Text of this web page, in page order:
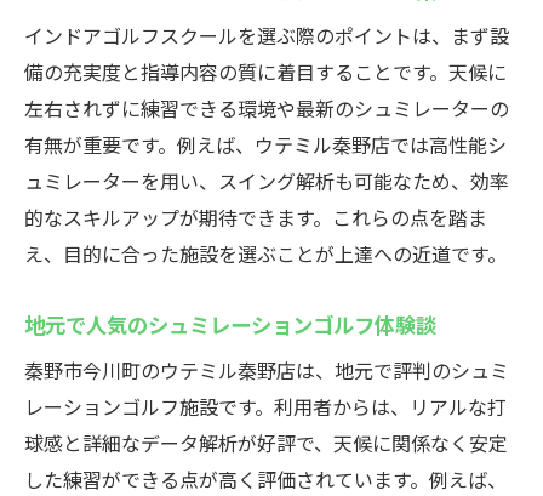
インドアゴルフスクールを選ぶ際のポイントは、まず設
備の充実度と指導内容の質に着目することです。天候に
左右されずに練習できる環境や最新のシュミレーターの
有無が重要です。例えば、ウテミル秦野店では高性能シ
ュミレーターを用い、スイング解析も可能なため、効率
的なスキルアップが期待できます。これらの点を踏ま
え、目的に合った施設を選ぶことが上達への近道です。
地元で人気のシュミレーションゴルフ体験談
秦野市今川町のウテミル秦野店は、地元で評判のシュミ
レーションゴルフ施設です。利用者からは、リアルな打
球感と詳細なデータ解析が好評で、天候に関係なく安定
した練習ができる点が高く評価されています。例えば、